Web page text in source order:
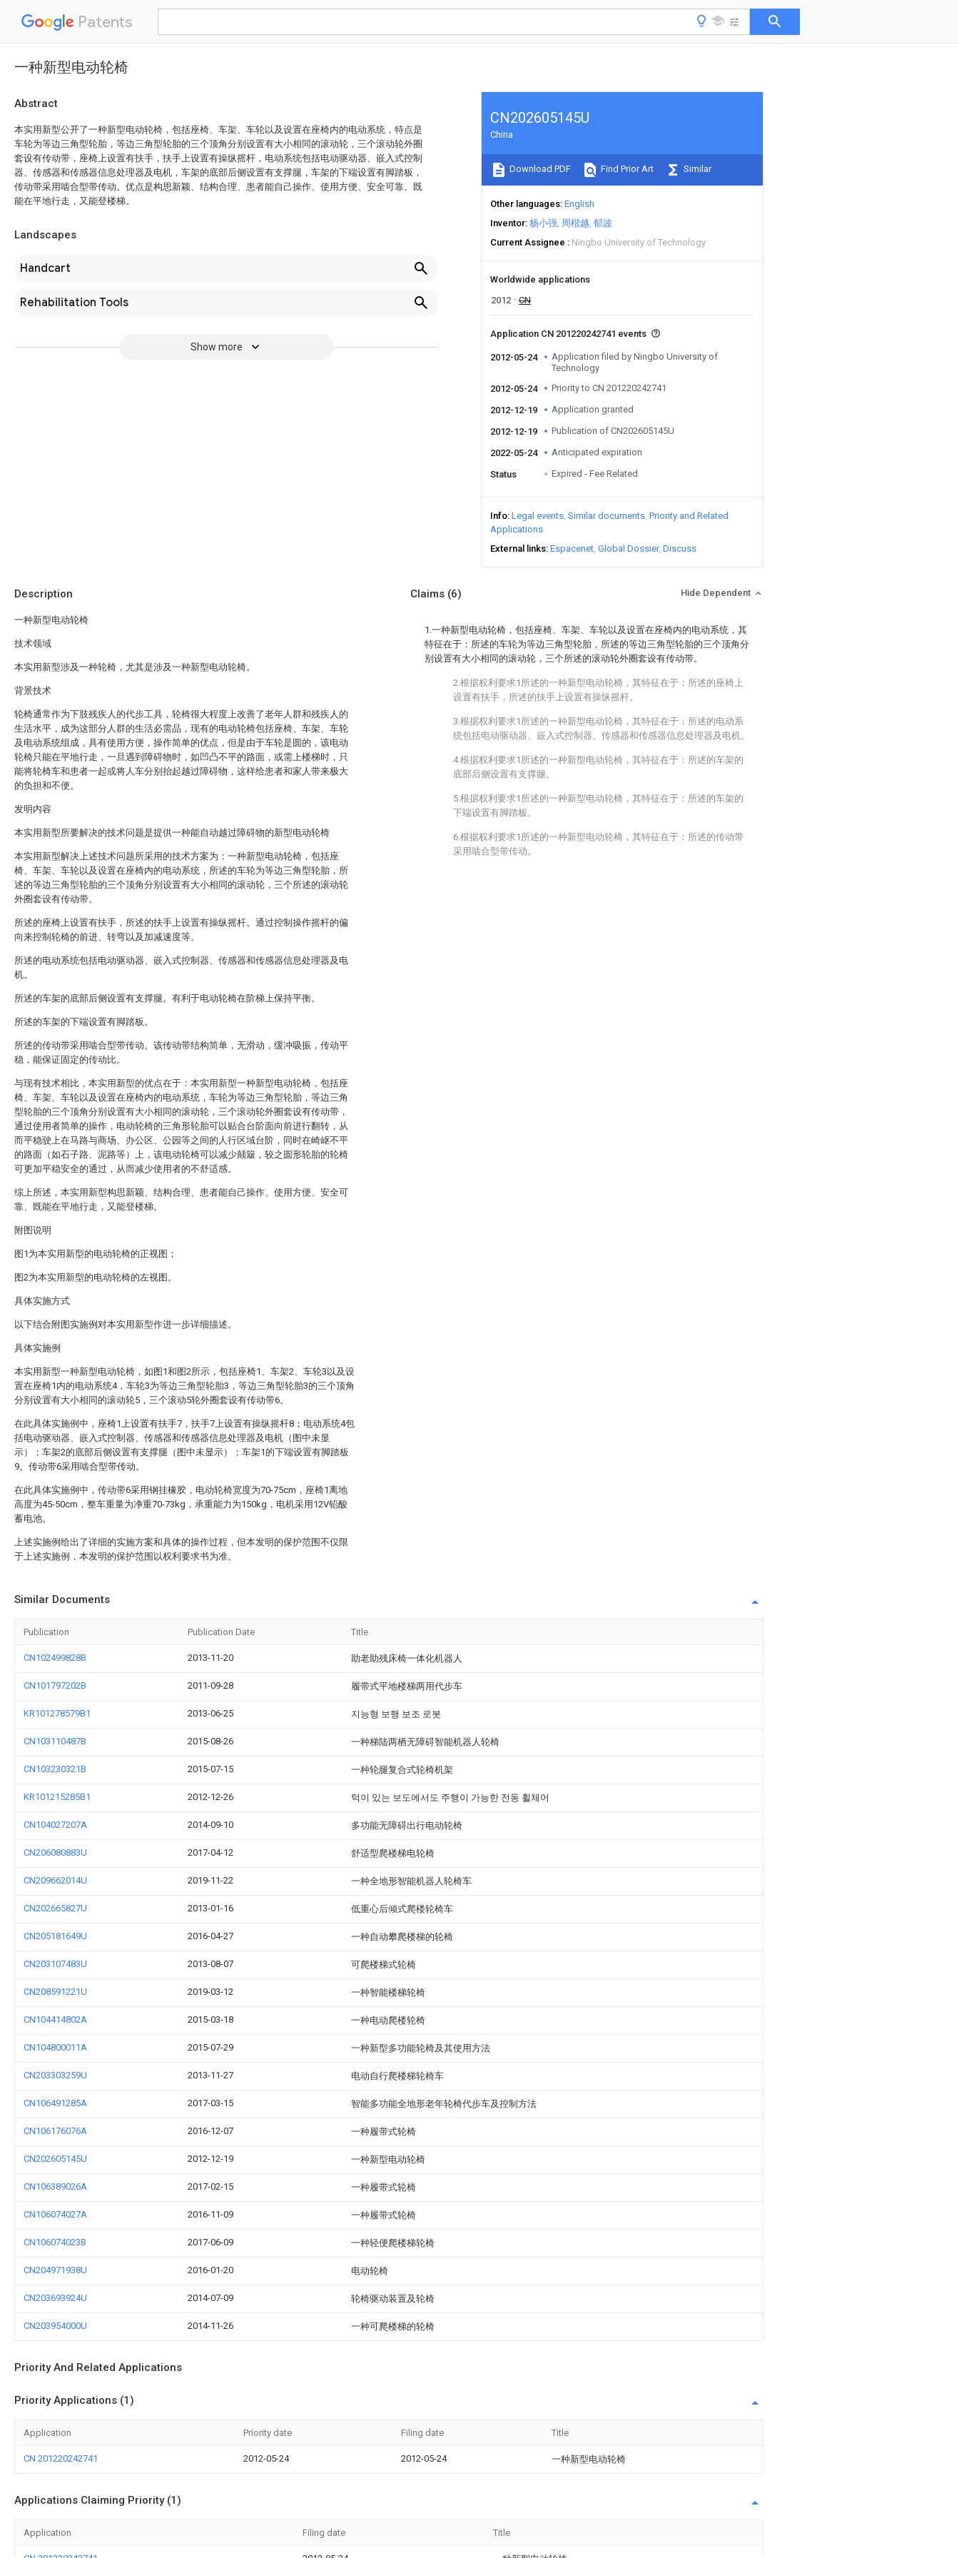
Patents
一种新型电动轮椅
Abstract
本实用新型公开了一种新型电动轮椅，包括座椅、车架、车轮以及设置在座椅内的电动系统，特点是
车轮为等边三角型轮胎，等边三角型轮胎的三个顶角分别设置有大小相同的滚动轮，三个滚动轮外圈
套设有传动带，座椅上设置有扶手，扶手上设置有操纵摇杆，电动系统包括电动驱动器、嵌入式控制
器、传感器和传感器信息处理器及电机，车架的底部后侧设置有支撑腿，车架的下端设置有脚踏板，
传动带采用啮合型带传动。优点是构思新颖、结构合理、患者能自己操作、使用方便、安全可靠、既
能在平地行走，又能登楼梯。
Landscapes
Handcart
Rehabilitation Tools
Show more
CN202605145U
China
Download PDF Find Prior Art Similar
Other languages English
Inventor 杨小强 周楷越 郁波
Current Assignee
Ningbo University of Technology
Worldwide applications
2012
CN
Application CN 201220242741 events
2012-05-24
Application filed by Ningbo University of
Technology
2012-05-24
Priority to CN 201220242741
2012-12-19 Application granted
2012-12-19 Publication of CN202605145U
2022-05-24 Anticipated expiration
Status Expired - Fee Related
Info Legal events Similar documents Priority and Related
Applications
External links Espacenet Global Dossier Discuss
Description
一种新型电动轮椅
技术领域
本实用新型涉及一种轮椅，尤其是涉及一种新型电动轮椅。
背景技术
轮椅通常作为下肢残疾人的代步工具，轮椅很大程度上改善了老年人群和残疾人的
生活水平，成为这部分人群的生活必需品，现有的电动轮椅包括座椅、车架、车轮
及电动系统组成，具有使用方便，操作简单的优点，但是由于车轮是圆的，该电动
轮椅只能在平地行走，一旦遇到障碍物时，如凹凸不平的路面，或需上楼梯时，只
能将轮椅车和患者一起或将人车分别抬起越过障碍物，这样给患者和家人带来极大
的负担和不便。
发明内容
本实用新型所要解决的技术问题是提供一种能自动越过障碍物的新型电动轮椅
本实用新型解决上述技术问题所采用的技术方案为：一种新型电动轮椅，包括座
椅、车架、车轮以及设置在座椅内的电动系统，所述的车轮为等边三角型轮胎，所
述的等边三角型轮胎的三个顶角分别设置有大小相同的滚动轮，三个所述的滚动轮
外圈套设有传动带。
所述的座椅上设置有扶手，所述的扶手上设置有操纵摇杆。通过控制操作摇杆的偏
向来控制轮椅的前进、转弯以及加减速度等。
所述的电动系统包括电动驱动器、嵌入式控制器、传感器和传感器信息处理器及电
机。
所述的车架的底部后侧设置有支撑腿。有利于电动轮椅在阶梯上保持平衡。
所述的车架的下端设置有脚踏板。
所述的传动带采用啮合型带传动。该传动带结构简单，无滑动，缓冲吸振，传动平
稳，能保证固定的传动比。
与现有技术相比，本实用新型的优点在于：本实用新型一种新型电动轮椅，包括座
椅、车架、车轮以及设置在座椅内的电动系统，车轮为等边三角型轮胎，等边三角
型轮胎的三个顶角分别设置有大小相同的滚动轮，三个滚动轮外圈套设有传动带，
通过使用者简单的操作，电动轮椅的三角形轮胎可以贴合台阶面向前进行翻转，从
而平稳驶上在马路与商场、办公区、公园等之间的人行区域台阶，同时在崎岖不平
的路面（如石子路、泥路等）上，该电动轮椅可以减少颠簸，较之圆形轮胎的轮椅
可更加平稳安全的通过，从而减少使用者的不舒适感。
综上所述，本实用新型构思新颖、结构合理、患者能自己操作、使用方便、安全可
靠、既能在平地行走，又能登楼梯。
附图说明
图1为本实用新型的电动轮椅的正视图；
图2为本实用新型的电动轮椅的左视图。
具体实施方式
以下结合附图实施例对本实用新型作进一步详细描述。
具体实施例
本实用新型一种新型电动轮椅，如图1和图2所示，包括座椅1、车架2、车轮3以及设
置在座椅1内的电动系统4，车轮3为等边三角型轮胎3，等边三角型轮胎3的三个顶角
分别设置有大小相同的滚动轮5，三个滚动5轮外圈套设有传动带6。
在此具体实施例中，座椅1上设置有扶手7，扶手7上设置有操纵摇杆8；电动系统4包
括电动驱动器、嵌入式控制器、传感器和传感器信息处理器及电机（图中未显
示）；车架2的底部后侧设置有支撑腿（图中未显示）；车架1的下端设置有脚踏板
9。传动带6采用啮合型带传动。
在此具体实施例中，传动带6采用钢挂橡胶，电动轮椅宽度为70-75cm，座椅1离地
高度为45-50cm，整车重量为净重70-73kg，承重能力为150kg，电机采用12V铅酸
蓄电池。
上述实施例给出了详细的实施方案和具体的操作过程，但本发明的保护范围不仅限
于上述实施例，本发明的保护范围以权利要求书为准。
Claims (6) Hide Dependent
1.一种新型电动轮椅，包括座椅、车架、车轮以及设置在座椅内的电动系统，其
特征在于：所述的车轮为等边三角型轮胎，所述的等边三角型轮胎的三个顶角分
别设置有大小相同的滚动轮，三个所述的滚动轮外圈套设有传动带。
2.根据权利要求1所述的一种新型电动轮椅，其特征在于：所述的座椅上
设置有扶手，所述的扶手上设置有操纵摇杆。
3.根据权利要求1所述的一种新型电动轮椅，其特征在于：所述的电动系
统包括电动驱动器、嵌入式控制器、传感器和传感器信息处理器及电机。
4.根据权利要求1所述的一种新型电动轮椅，其特征在于：所述的车架的
底部后侧设置有支撑腿。
5.根据权利要求1所述的一种新型电动轮椅，其特征在于：所述的车架的
下端设置有脚踏板。
6.根据权利要求1所述的一种新型电动轮椅，其特征在于：所述的传动带
采用啮合型带传动。
Similar Documents
Publication Publication Date Title
CN102499828B 2013-11-20 助老助残床椅一体化机器人
CN101797202B 2011-09-28 履带式平地楼梯两用代步车
KR101278579B1 2013-06-25 지능형 보행 보조 로봇
CN103110487B 2015-08-26 一种梯陆两栖无障碍智能机器人轮椅
CN103230321B 2015-07-15 一种轮腿复合式轮椅机架
KR101215285B1 2012-12-26 턱이 있는 보도에서도 주행이 가능한 전동 휠체어
CN104027207A 2014-09-10 多功能无障碍出行电动轮椅
CN206080883U 2017-04-12 舒适型爬楼梯电轮椅
CN209662014U 2019-11-22 一种全地形智能机器人轮椅车
CN202665827U 2013-01-16 低重心后倾式爬楼轮椅车
CN205181649U 2016-04-27 一种自动攀爬楼梯的轮椅
CN203107483U 2013-08-07 可爬楼梯式轮椅
CN208591221U 2019-03-12 一种智能楼梯轮椅
CN104414802A 2015-03-18 一种电动爬楼轮椅
CN104800011A 2015-07-29 一种新型多功能轮椅及其使用方法
CN203303259U 2013-11-27 电动自行爬楼梯轮椅车
CN106491285A 2017-03-15 智能多功能全地形老年轮椅代步车及控制方法
CN106176076A 2016-12-07 一种履带式轮椅
CN202605145U 2012-12-19 一种新型电动轮椅
CN106389026A 2017-02-15 一种履带式轮椅
CN106074027A 2016-11-09 一种履带式轮椅
CN106074023B 2017-06-09 一种轻便爬楼梯轮椅
CN204971938U 2016-01-20 电动轮椅
CN203693924U 2014-07-09 轮椅驱动装置及轮椅
CN203954000U 2014-11-26 一种可爬楼梯的轮椅
Priority And Related Applications
Priority Applications (1)
Application Priority date Filing date Title
CN 201220242741 2012-05-24 2012-05-24 一种新型电动轮椅
Applications Claiming Priority (1)
Application Filing date Title